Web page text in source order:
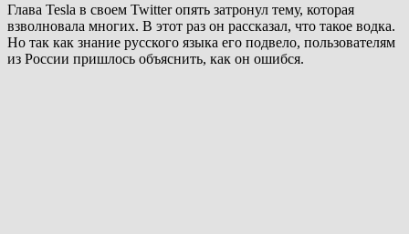
Глава Tesla в своем Twitter опять затронул тему, которая
взволновала многих. В этот раз он рассказал, что такое водка.
Но так как знание русского языка его подвело, пользователям
из России пришлось объяснить, как он ошибся.